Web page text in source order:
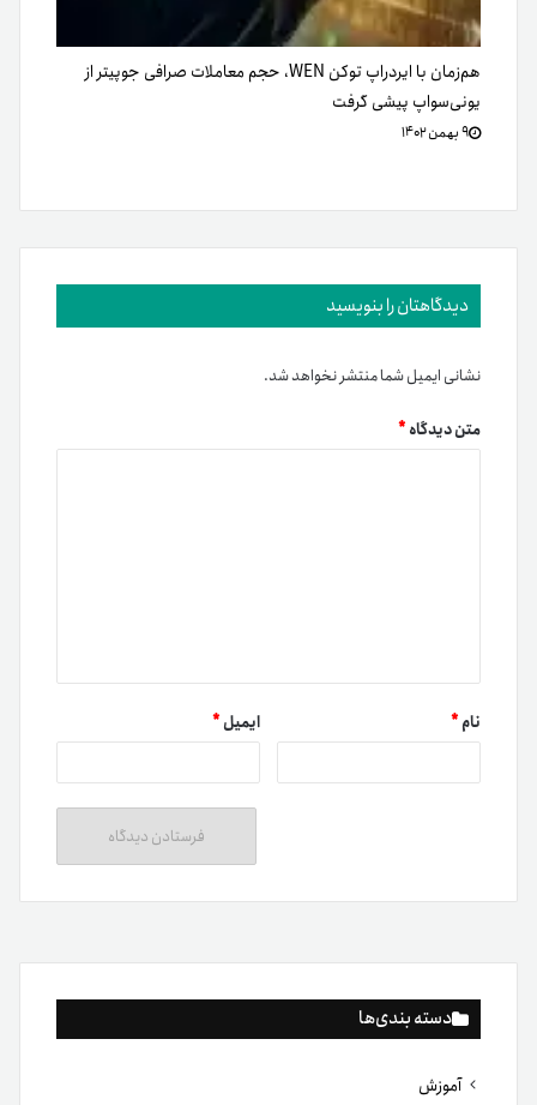
دسته بندی‌ها
آموزش
هم‌زمان با ایردراپ توکن WEN، حجم معاملات صرافی جوپیتر از
یونی‌سواپ پیشی گرفت
۹ بهمن ۱۴۰۲
دیدگاهتان را بنویسید
نشانی ایمیل شما منتشر نخواهد شد.
متن دیدگاه*
نام* ایمیل*